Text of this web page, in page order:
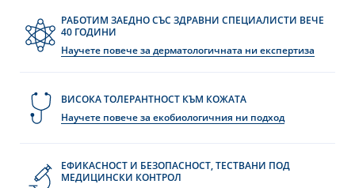
РАБОТИМ ЗАЕДНО СЪС ЗДРАВНИ СПЕЦИАЛИСТИ ВЕЧЕ
40 ГОДИНИ
Научете повече за дерматологичната ни експертиза
ВИСОКА ТОЛЕРАНТНОСТ КЪМ КОЖАТА
Научете повече за екобиологичния ни подход
ЕФИКАСНОСТ И БЕЗОПАСНОСТ, ТЕСТВАНИ ПОД
МЕДИЦИНСКИ КОНТРОЛ